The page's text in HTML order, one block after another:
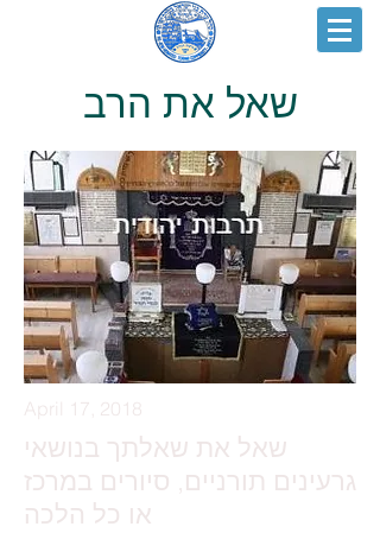
שאל את הרב
April 17, 2018
שאל את שאלתך בנושאי
גרעינים תורניים, סיורים במרכז
או כל הלכה